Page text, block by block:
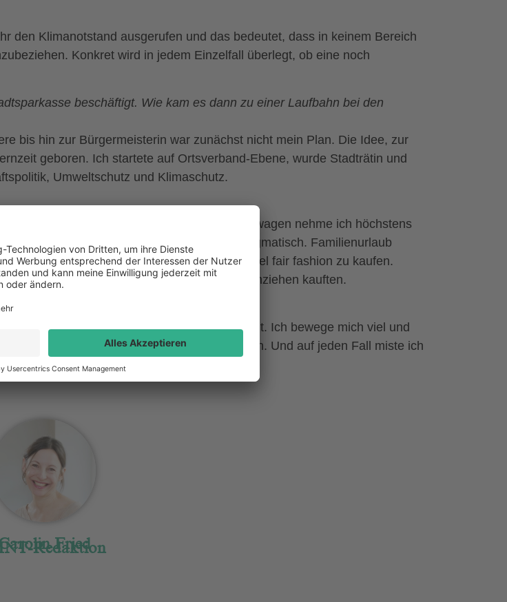
den Klimanotstand ausgerufen und das bedeutet, dass in keinem Bereich
Konkret wird in jedem Einzelfall überlegt, ob eine noch
beschäftigt. Wie kam es dann zu einer Laufbahn bei den
bis hin zur Bürgermeisterin war zunächst nicht mein Plan. Die Idee, zur
geboren. Ich startete auf Ortsverband-Ebene, wurde Stadträtin und
Umweltschutz und Klimaschutz.
zu Terminen, soweit es geht. Den Dienstwagen nehme ich höchstens
versuche ich mein Bestes, bin aber nicht dogmatisch. Familienurlaub
Punkto Kleidung versuche ich, möglichst viel fair fashion zu kaufen.
ein ganzes Jahr lang nichts Neues zum Anziehen kauften.
durch den Herbst und Winter zu kommen?
geht, und nicht nur auf das, was nicht geht. Ich bewege mich viel und
– im erlaubten bzw. empfohlenen Rahmen. Und auf jeden Fall miste ich
Fried
Redaktion